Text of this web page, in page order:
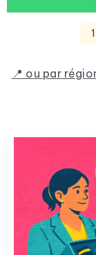
📍 ou par